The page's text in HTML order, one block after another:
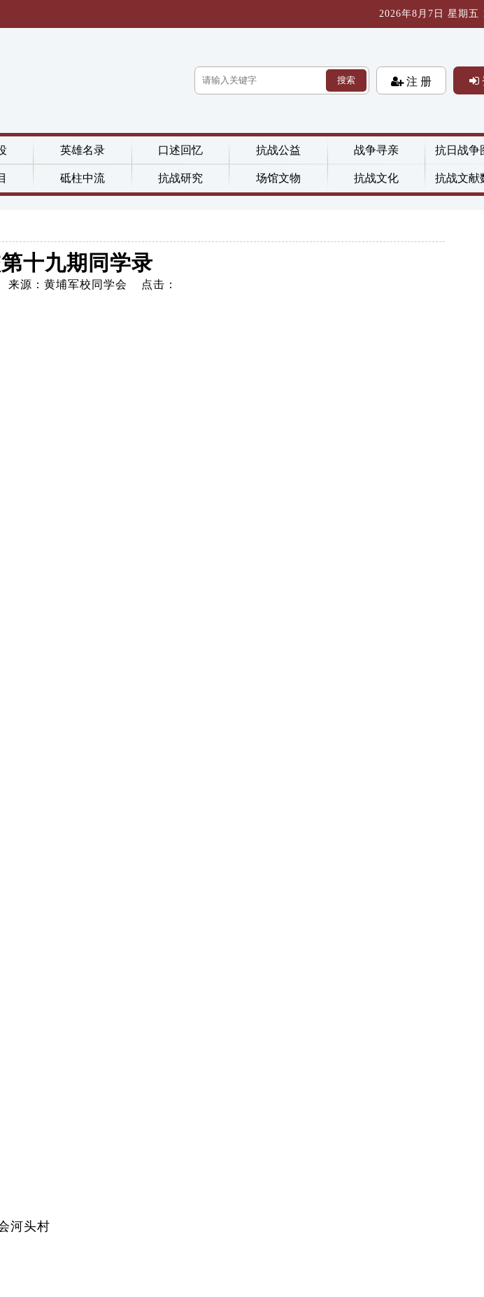
2026年8月7日 星期五
搜索 注 册
英雄名录 口述回忆 抗战公益 战争寻亲 抗日战争
砥柱中流 抗战研究 场馆文物 抗战文化 抗战文献
十九期同学录
来源：黄埔军校同学会 点击：
河头村